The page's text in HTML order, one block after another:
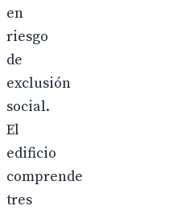
en
riesgo
de
exclusión
social.
El
edificio
comprende
tres